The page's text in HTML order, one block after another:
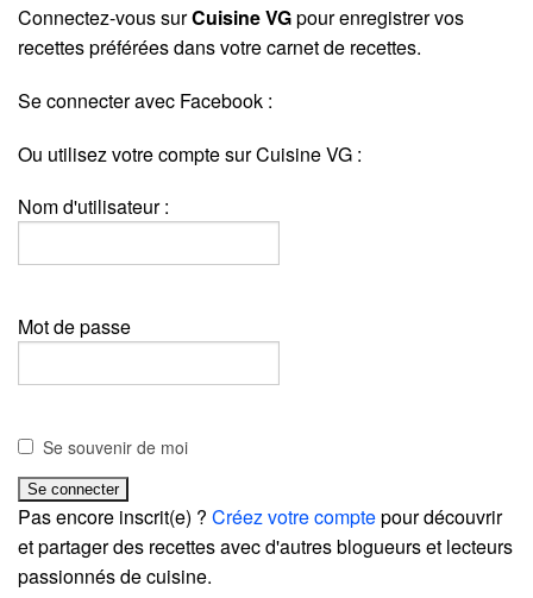
Connectez-vous surCuisine VGpour enregistrer vos
recettes préférées dans votre carnet de recettes.
Se connecter avec Facebook :
Ou utilisez votre compte sur Cuisine VG :
Nom d'utilisateur :
Mot de passe
Se souvenir de moi
Pas encore inscrit(e) ? Créez votre comptepour découvrir
et partager des recettes avec d'autres blogueurs et lecteurs
passionnés de cuisine.